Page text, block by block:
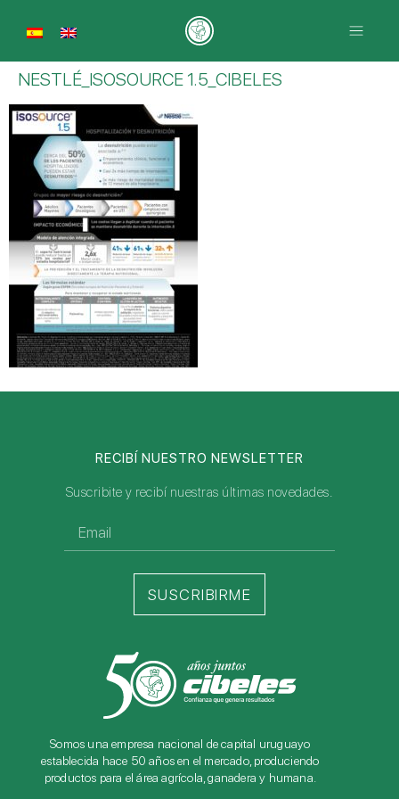
NESTLÉ_ISOSOURCE 1.5_CIBELES
Somos una empresa nacional de capital uruguayo
establecida hace 50 años en el mercado, produciendo
productos para el área agrícola, ganadera y humana.
RECIBÍ NUESTRO NEWSLETTER
Suscribite y recibí nuestras últimas novedades.
SUSCRIBIRME